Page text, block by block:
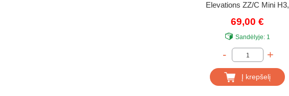
Elevations ZZ/C Mini H3,
69,00 €
Sandėlyje:1
- +
Į krepšelį